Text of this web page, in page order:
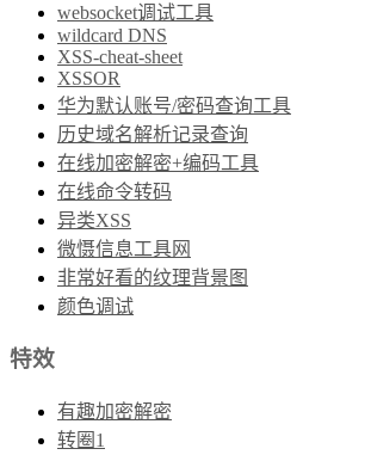
websocket调试工具
wildcard DNS
XSS-cheat-sheet
XSSOR
华为默认账号/密码查询工具
历史域名解析记录查询
在线加密解密+编码工具
在线命令转码
异类XSS
微慑信息工具网
非常好看的纹理背景图
颜色调试
特效
有趣加密解密
转圈1